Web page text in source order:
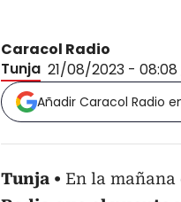
Caracol Radio
Tunja 21/08/2023 - 08:08
Añadir Caracol Radio
Tunja En la mañana